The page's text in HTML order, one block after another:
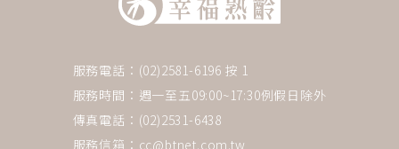
服務電話：(02)2581-6196 按 1
服務時間：週一至五09:00~17:30例假日除外
傳真電話：(02)2531-6438
服務信箱： cc@btnet.com.tw